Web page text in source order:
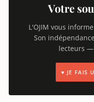
Votre
L'OJIM vous
Son
lecteurs —
♥ JE FAIS